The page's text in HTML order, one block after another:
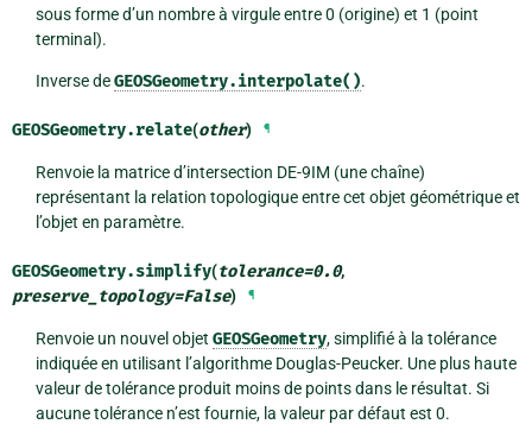
sous forme d’un nombre à virgule entre 0 (origine) et 1 (point
terminal).
Inverse deGEOSGeometry.interpolate().
GEOSGeometry.relate(other) ¶
Renvoie la matrice d’intersection DE-9IM (une chaîne)
représentant la relation topologique entre cet objet géométrique et
l’objet en paramètre.
GEOSGeometry.simplify(tolerance=0.0,
preserve_topology=False) ¶
Renvoie un nouvel objet GEOSGeometry, simplifié à la tolérance
indiquée en utilisant l’algorithme Douglas-Peucker. Une plus haute
valeur de tolérance produit moins de points dans le résultat. Si
aucune tolérance n’est fournie, la valeur par défaut est 0.